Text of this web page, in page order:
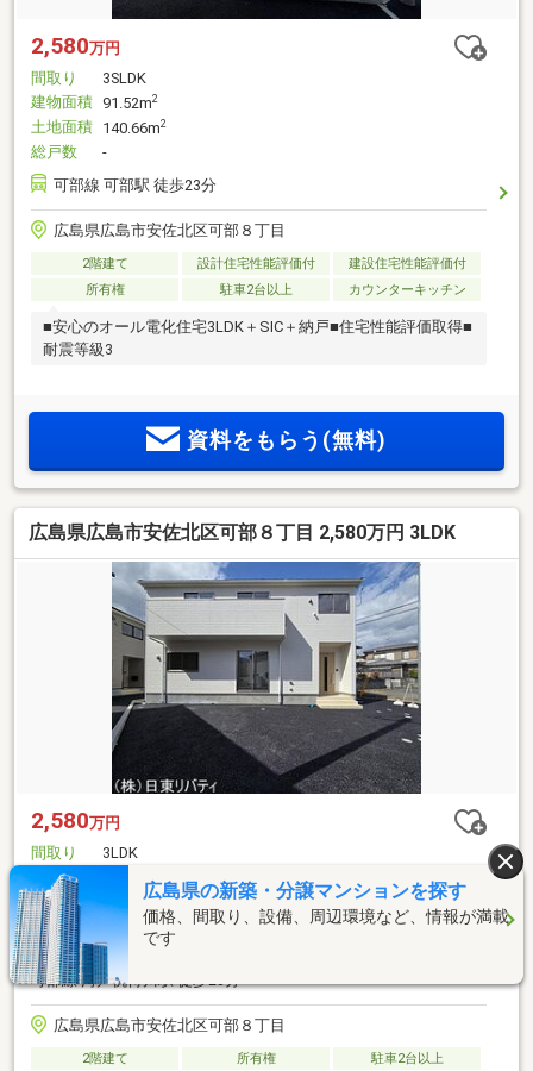
2,580万円
間取り
3SLDK
建物面積 91.52m2
土地面積 140.66m2
総戸数
-
可部線 可部駅 徒歩23分
広島県広島市安佐北区可部８丁目
2階建て 設計住宅性能評価付
建設住宅性能評価付
所有権
駐車2台以上 カウンターキッチン
■安心のオール電化住宅3LDK＋SIC＋納戸■住宅性能評価取得■
耐震等級3
資料をもらう(無料)
広島県広島市安佐北区可部８丁目 2,580万円 3LDK
2,580万円
間取り
3LDK
建物面積
91.52m
土地面積 140.66m2
総戸数
可部線 可部駅 徒歩23分
可部線 河戸帆待川駅 徒歩23分
広島県広島市安佐北区可部８丁目
2階建て 所有権 駐車2台以上
広島県の新築・分譲マンションを探す
価格、間取り、設備、周辺環境など、情報が満載
です